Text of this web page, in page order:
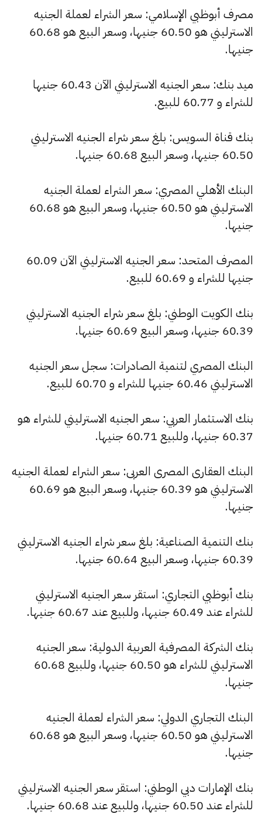
مصرف أبوظبي الإسلامي: سعر الشراء لعملة الجنيه
الاسترليني هو 60.50 جنيها، وسعر البيع هو 60.68
جنيها.
ميد بنك: سعر الجنيه الاسترليني الآن 60.43 جنيها
للشراء و 60.77 للبيع.
بنك قناة السويس: بلغ سعر شراء الجنيه الاسترليني
60.50 جنيها، وسعر البيع 60.68 جنيها.
البنك الأهلي المصري: سعر الشراء لعملة الجنيه
الاسترليني هو 60.50 جنيها، وسعر البيع هو 60.68
جنيها.
المصرف المتحد: سعر الجنيه الاسترليني الآن 60.09
جنيها للشراء و 60.69 للبيع.
بنك الكويت الوطني: بلغ سعر شراء الجنيه الاسترليني
60.39 جنيها، وسعر البيع 60.69 جنيها.
البنك المصري لتنمية الصادرات: سجل سعر الجنيه
الاسترليني 60.46 جنيها للشراء و 60.70 للبيع.
بنك الاستثمار العربي: سعر الجنيه الاسترليني للشراء هو
60.37 جنيها، وللبيع 60.71 جنيها.
البنك العقارى المصرى العربى: سعر الشراء لعملة الجنيه
الاسترليني هو 60.39 جنيها، وسعر البيع هو 60.69
جنيها.
بنك التنمية الصناعية: بلغ سعر شراء الجنيه الاسترليني
60.39 جنيها، وسعر البيع 60.64 جنيها.
بنك أبوظبي التجاري: استقر سعر الجنيه الاسترليني
للشراء عند 60.49 جنيها، وللبيع عند 60.67 جنيها.
بنك الشركة المصرفية العربية الدولية: سعر الجنيه
الاسترليني للشراء هو 60.50 جنيها، وللبيع 60.68
جنيها.
البنك التجاري الدولي: سعر الشراء لعملة الجنيه
الاسترليني هو 60.50 جنيها، وسعر البيع هو 60.68
جنيها.
بنك الإمارات دبي الوطني: استقر سعر الجنيه الاسترليني
للشراء عند 60.50 جنيها، وللبيع عند 60.68 جنيها.